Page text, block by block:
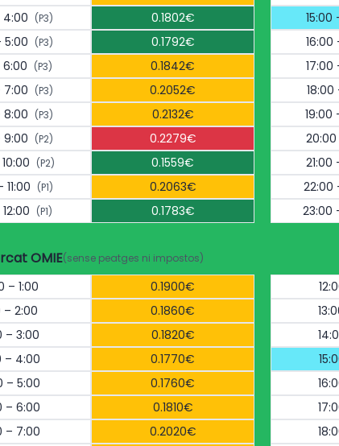
4:00 (P3)
0.1802€
5:00 (P3)
0.1792€
6:00 (P3)
0.1842€
7:00 (P3)
0.2052€
8:00 (P3)
0.2132€
9:00 (P2)
0.2279€
(P2)
0.1559€
11:00 (P1)
0.2063€
12:00 (P1) 0.1783€
15:00
16:00
17:00
18:00
19:00
20:00
21:00
22:00
23:00
OMIE(sense peatges ni impostos)
– 1:00
0.1900€
– 2:00
0.1860€
– 3:00
0.1820€
– 4:00
0.1770€
– 5:00
0.1760€
– 6:00
0.1810€
– 7:00
0.2020€